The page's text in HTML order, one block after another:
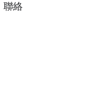
聯絡